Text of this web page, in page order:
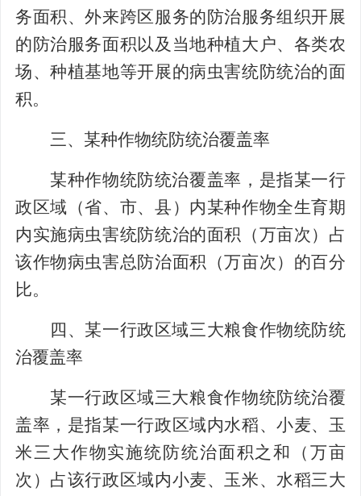
务面积、外来跨区服务的防治服务组织开展
的防治服务面积以及当地种植大户、各类农
场、种植基地等开展的病虫害统防统治的面
积。
三、某种作物统防统治覆盖率
某种作物统防统治覆盖率，是指某一行
政区域（省、市、县）内某种作物全生育期
内实施病虫害统防统治的面积（万亩次）占
该作物病虫害总防治面积（万亩次）的百分
比。
四、某一行政区域三大粮食作物统防统
治覆盖率
某一行政区域三大粮食作物统防统治覆
盖率，是指某一行政区域内水稻、小麦、玉
米三大作物实施统防统治面积之和（万亩
次）占该行政区域内小麦、玉米、水稻三大